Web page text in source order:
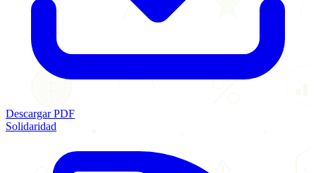
Descargar PDF
Solidaridad